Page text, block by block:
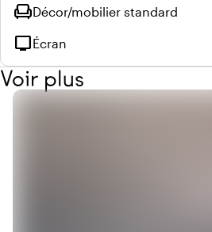
chairDécor/mobilier standard
tvÉcran
Voir plus